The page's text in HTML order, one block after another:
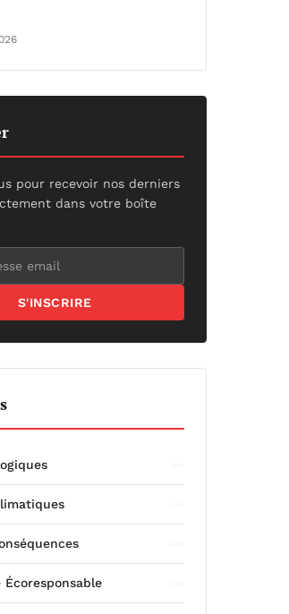
pour recevoir nos derniers
dans votre boîte
S'INSCRIRE
Écoresponsable